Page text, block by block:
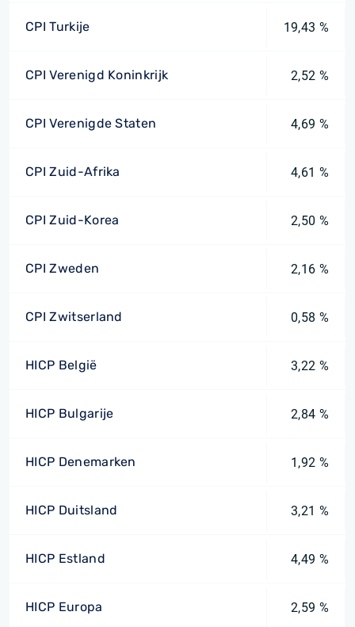
CPI Turkije 19,43 %
CPI Verenigd Koninkrijk 2,52 %
CPI Verenigde Staten 4,69 %
CPI Zuid-Afrika 4,61 %
CPI Zuid-Korea 2,50 %
CPI Zweden 2,16 %
CPI Zwitserland 0,58 %
HICP België 3,22 %
HICP Bulgarije 2,84 %
HICP Denemarken 1,92 %
HICP Duitsland 3,21 %
HICP Estland 4,49 %
HICP Europa 2,59 %